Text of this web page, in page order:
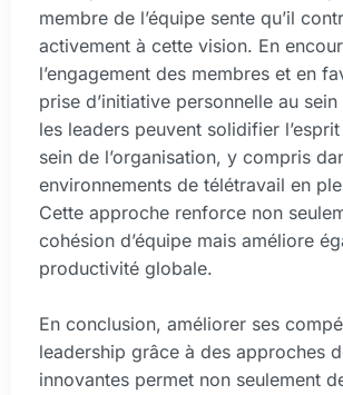
membre de l’équipe sente qu’il
activement à cette vision. En
l’engagement des membres et en
prise d’initiative personnelle au sein
les leaders peuvent solidifier
sein de l’organisation, y compris
environnements de télétravail en
Cette approche renforce non
cohésion d’équipe mais améliore
productivité globale.
En conclusion, améliorer ses
leadership grâce à des approches
innovantes permet non seulement